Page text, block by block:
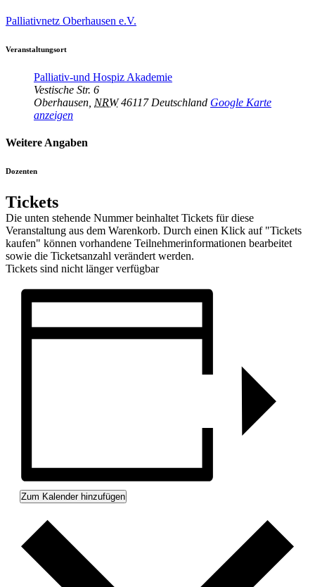
Palliativnetz Oberhausen e.V.
Veranstaltungsort
Palliativ-und Hospiz Akademie
Vestische Str. 6
Oberhausen NRW 46117 Deutschland Google Karte
anzeigen
Weitere Angaben
Dozenten
Tickets
Die unten stehende Nummer beinhaltet Tickets für diese
Veranstaltung aus dem Warenkorb. Durch einen Klick auf "Tickets
kaufen" können vorhandene Teilnehmerinformationen bearbeitet
sowie die Ticketsanzahl verändert werden.
Tickets sind nicht länger verfügbar
Zum Kalender hinzufügen